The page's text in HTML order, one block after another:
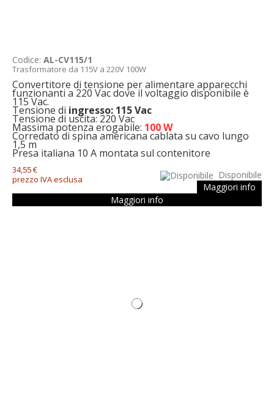
Codice: AL-CV115/1
Trasformatore da 115V a 220V 100W
Convertitore di tensione per alimentare apparecchi
funzionanti a 220 Vac dove il voltaggio disponibile è
115 Vac.
Tensione di ingresso: 115 Vac
Tensione di uscita: 220 Vac
Massima potenza erogabile: 100 W
Corredato di spina americana cablata su cavo lungo
1,5 m
Presa italiana 10 A montata sul contenitore
34,55 €
prezzo IVA esclusa
Disponibile
Maggiori info
Maggiori info